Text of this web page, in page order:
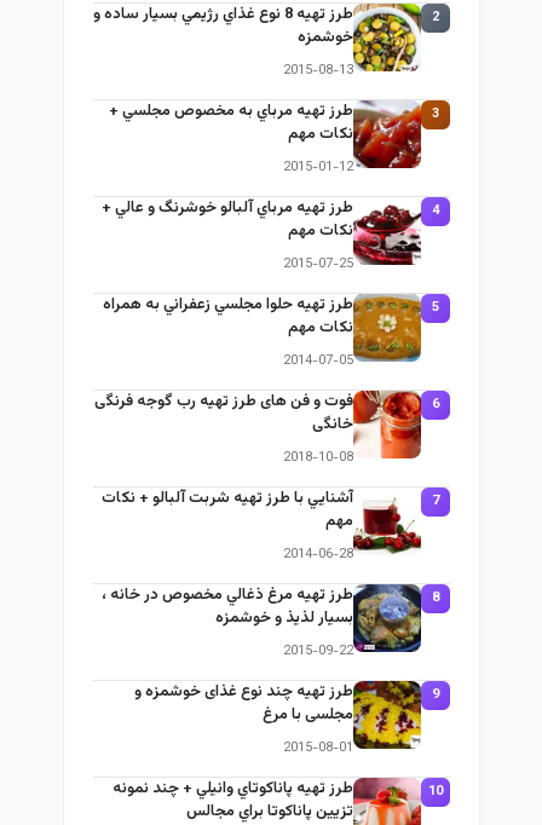
2
طرز تهيه 8 نوع غذاي رژيمي بسيار ساده و
خوشمزه
2015-08-13
3
طرز تهيه مرباي به مخصوص مجلسي +
نكات مهم
2015-01-12
4
طرز تهيه مرباي آلبالو خوشرنگ و عالي +
نكات مهم
2015-07-25
5
طرز تهيه حلوا مجلسي زعفراني به همراه
نكات مهم
2014-07-05
6
فوت و فن های طرز تهیه رب گوجه فرنگی
خانگی
2018-10-08
7
آشنايي با طرز تهيه شربت آلبالو + نكات
مهم
2014-06-28
8
طرز تهيه مرغ ذغالي مخصوص در خانه ،
بسيار لذيذ و خوشمزه
2015-09-22
9
طرز تهيه چند نوع غذای خوشمزه و
مجلسی با مرغ
2015-08-01
10
طرز تهيه پاناكوتاي وانيلي + چند نمونه
تزيين پاناكوتا براي مجالس